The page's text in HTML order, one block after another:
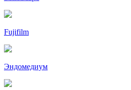
Fujifilm
Эндомедиум